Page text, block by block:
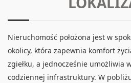
Nieruchomość położona jest w
okolicy, która zapewnia komfort
zgiełku, a jednocześnie umożliwia
codziennej infrastruktury. W